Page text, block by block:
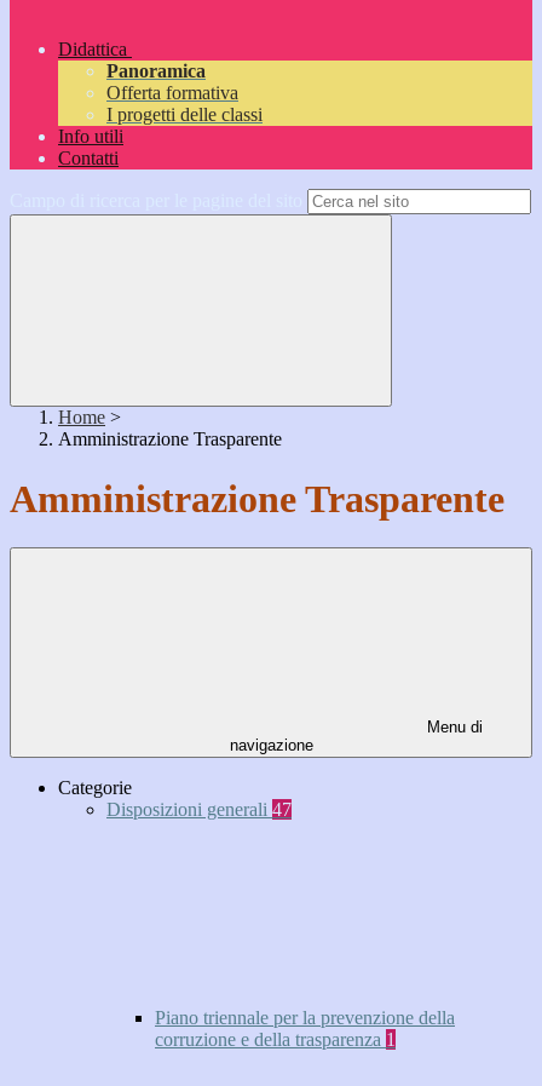
Didattica
Panoramica
Offerta formativa
I progetti delle classi
Info utili
Contatti
Home >
Amministrazione Trasparente
Amministrazione Trasparente
Menu di
navigazione
Categorie
Disposizioni generali 47
Piano triennale per la prevenzione della
corruzione e della trasparenza 1